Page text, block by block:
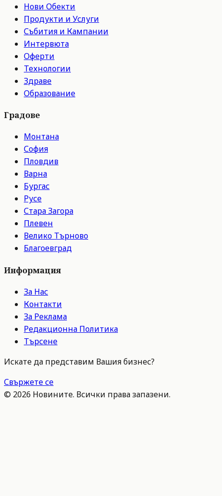
Нови Обекти
Продукти и Услуги
Събития и Кампании
Интервюта
Оферти
Технологии
Здраве
Образование
Градове
Монтана
София
Пловдив
Варна
Бургас
Русе
Стара Загора
Плевен
Велико Търново
Благоевград
Информация
За Нас
Контакти
За Реклама
Редакционна Политика
Търсене
Искате да представим Вашия бизнес?
Свържете се
© 2026 Новините. Всички права запазени.